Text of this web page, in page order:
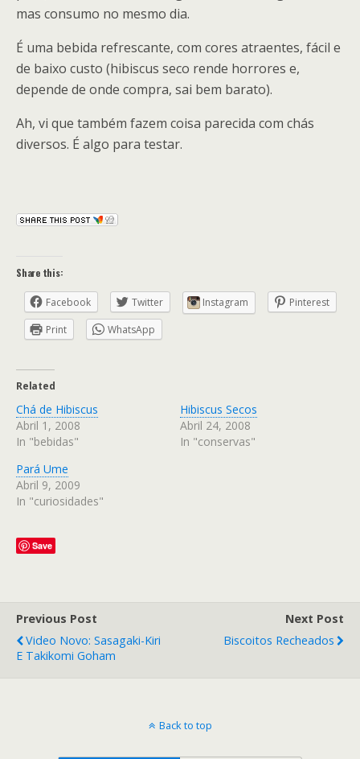
mas consumo no mesmo dia.
É uma bebida refrescante, com cores atraentes, fácil e
de baixo custo (hibiscus seco rende horrores e,
depende de onde compra, sai bem barato).
Ah, vi que também fazem coisa parecida com chás
diversos. É algo para testar.
Share this:
Facebook Twitter Instagram
Pinterest
Print
WhatsApp
Related
Chá de Hibiscus
Abril 1, 2008
In "bebidas"
Hibiscus Secos
Abril 24, 2008
In "conservas"
Pará Ume
Abril 9, 2009
In "curiosidades"
Save
Previous Post
Video Novo: Sasagaki-Kiri
E Takikomi Goham
Next Post
Biscoitos Recheados
Back to top